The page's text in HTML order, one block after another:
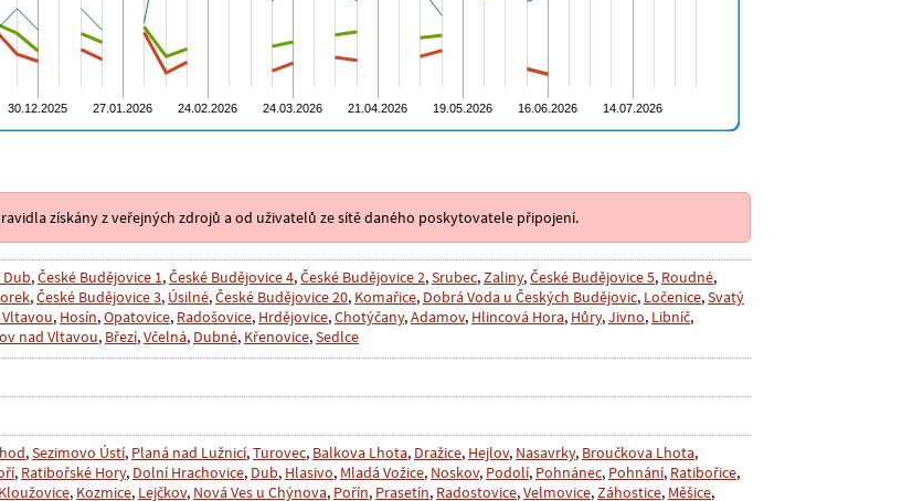
získány z veřejných zdrojů a od uživatelů ze sítě daného poskytovatele připojení.
Dub,České Budějovice 1,České Budějovice 4,České Budějovice 2,Srubec,Zaliny,České Budějovice 5, Roudné,
,České Budějovice 3, Úsilné,České Budějovice 20, Komařice, Dobrá Voda u Českých Budějovic, Ločenice,Svatý
, Hosín,Opatovice, Radošovice, Hrdějovice,Chotýčany,Adamov, Hlincová Hora, Hůry,Jivno, Libníč,
nad Vltavou, Březí,Včelná, Dubné, Křenovice,Sedlce
,Sezimovo Ústí, Planá nad Lužnicí,Turovec, Balkova Lhota, Dražice, Hejlov, Nasavrky, Broučkova Lhota,
, Ratibořské Hory, Dolní Hrachovice, Dub, Hlasivo, Mladá Vožice, Noskov, Podolí, Pohnánec, Pohnání, Ratibořice,
Kloužovice, Kozmice, Lejčkov, Nová Ves u Chýnova, Pořín, Prasetín, Radostovice,Velmovice,Záhostice, Měšice,